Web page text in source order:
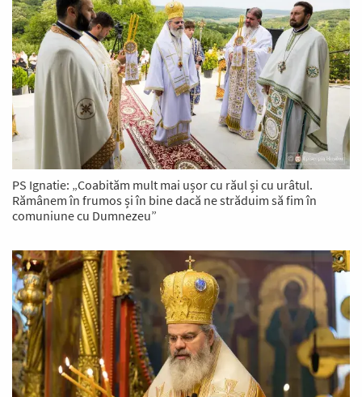
PS Ignatie: „Coabităm mult mai ușor cu răul și cu urâtul.
Rămânem în frumos și în bine dacă ne străduim să fim în
comuniune cu Dumnezeu”